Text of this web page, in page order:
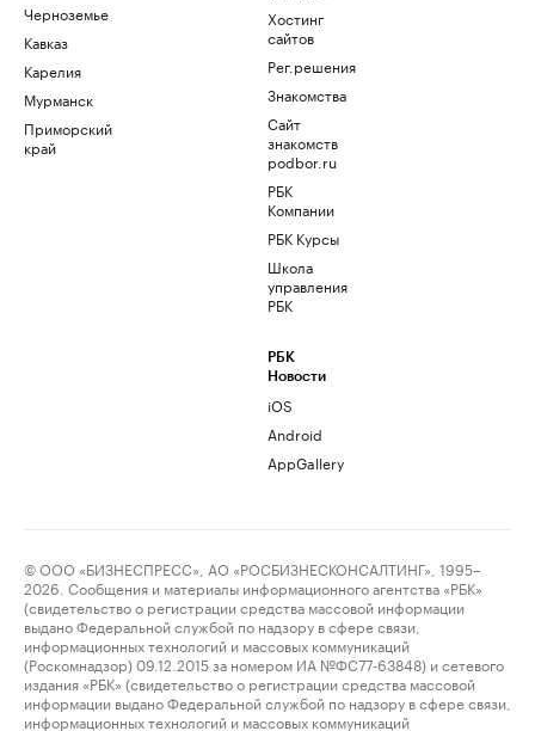
Черноземье
Кавказ
Карелия
Мурманск
Приморский
край
Хостинг
сайтов
Рег.решения
Знакомства
Сайт
знакомств
podbor.ru
РБК
Компании
РБК Курсы
Школа
управления
РБК
РБК
Новости
iOS
Android
AppGallery
© ООО «БИЗНЕСПРЕСС», АО «РОСБИЗНЕСКОНСАЛТИНГ», 1995–
2026. Сообщения и материалы информационного агентства «РБК»
(свидетельство о регистрации средства массовой информации
выдано Федеральной службой по надзору в сфере связи,
информационных технологий и массовых коммуникаций
(Роскомнадзор) 09.12.2015 за номером ИА №ФС77-63848) и сетевого
издания «РБК» (свидетельство о регистрации средства массовой
информации выдано Федеральной службой по надзору в сфере связи,
информационных технологий и массовых коммуникаций